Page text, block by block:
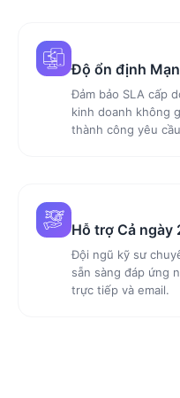
Độ ổn định
Đảm bảo SLA cấp
kinh doanh không
thành công yêu
Hỗ trợ Cả ngày
Đội ngũ kỹ sư
sẵn sàng đáp ứng
trực tiếp và email.